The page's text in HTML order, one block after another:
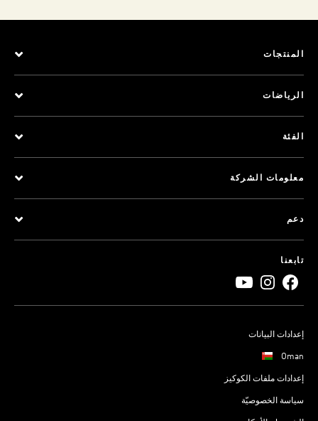
المنتجات
الرياضات
الفئة
معلومات الشركة
دعم
تابعنا
إعدادات البيانات
Oman
إعدادات ملفات الكوكيز
سياسة الخصوصيّة